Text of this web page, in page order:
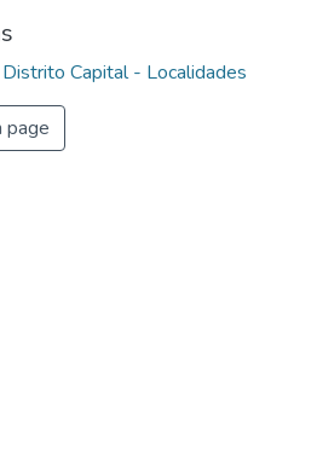
Capital - Localidades
page